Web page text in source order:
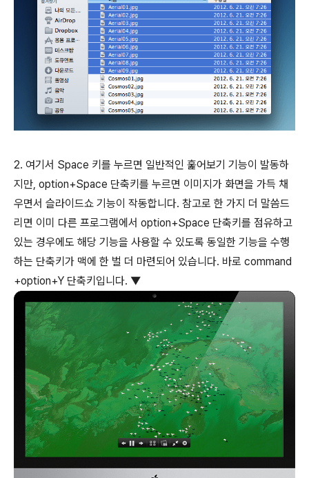
2. 여기서 Space 키를 누르면 일반적인 훑어보기 기능이 발동하
지만, option+Space 단축키를 누르면 이미지가 화면을 가득 채
우면서 슬라이드쇼 기능이 작동합니다. 참고로 한 가지 더 말씀드
리면 이미 다른 프로그램에서 option+Space 단축키를 점유하고
있는 경우에도 해당 기능을 사용할 수 있도록 동일한 기능을 수행
하는 단축키가 맥에 한 벌 더 마련되어 있습니다. 바로 command
+option+Y 단축키입니다. ▼